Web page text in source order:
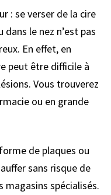
: se verser de la cire
le nez n’est pas
En effet, en
peut être difficile à
Vous trouverez
ou en grande
de plaques ou
sans risque de
magasins spécialisés.